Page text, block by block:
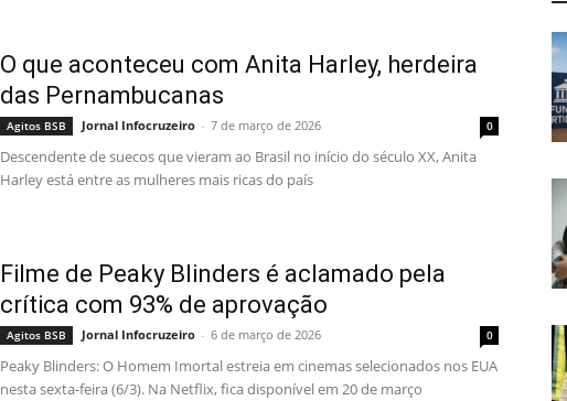
O que aconteceu com Anita Harley, herdeira
das Pernambucanas
Agitos BSB Jornal Infocruzeiro - 7 de março de 2026 0
Descendente de suecos que vieram ao Brasil no início do século XX, Anita
Harley está entre as mulheres mais ricas do país
Filme de Peaky Blinders é aclamado pela
crítica com 93% de aprovação
Agitos BSB Jornal Infocruzeiro - 6 de março de 2026 0
Peaky Blinders: O Homem Imortal estreia em cinemas selecionados nos EUA
nesta sexta-feira (6/3). Na Netflix, fica disponível em 20 de março